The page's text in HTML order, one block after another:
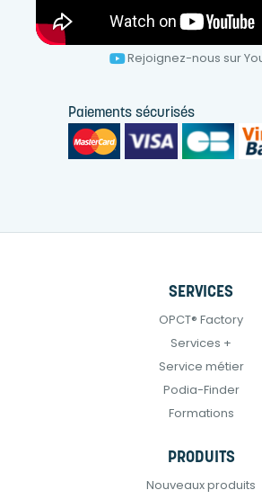
Rejoignez-nous sur
Paiements sécurisés
SERVICES
OPCT® Factory
Services +
Service métier
Podia-Finder
Formations
PRODUITS
Nouveaux produits